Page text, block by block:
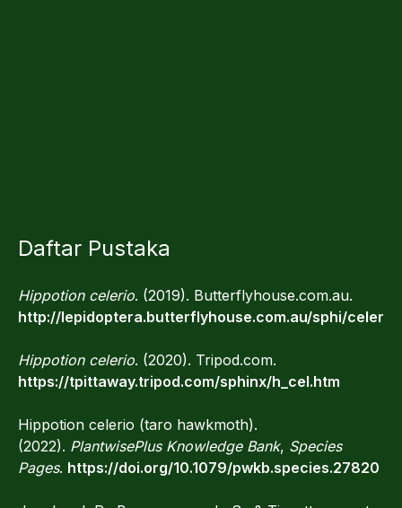
Daftar Pustaka
Hippotion celerio. (2019). Butterflyhouse.com.au.
http://lepidoptera.butterflyhouse.com.au/sphi/
Hippotion celerio. (2020). Tripod.com.
https://tpittaway.tripod.com/sphinx/h_cel.htm
Hippotion celerio (taro hawkmoth).
(2022). PlantwisePlus Knowledge Bank, Species
Pages. https://doi.org/10.1079/pwkb.species.27820